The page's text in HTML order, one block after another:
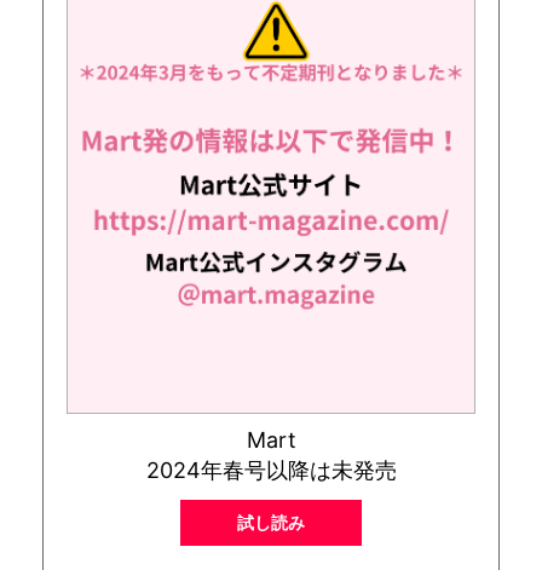
Mart
2024年春号以降は未発売
試し読み